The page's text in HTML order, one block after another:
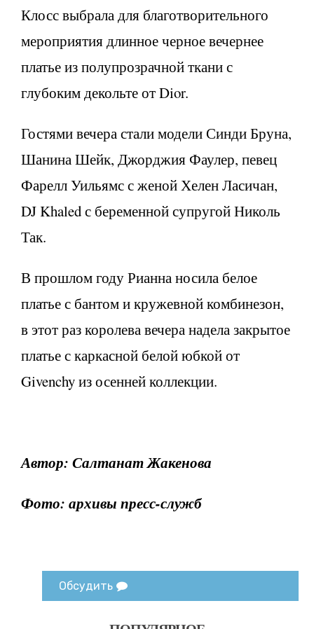
Клосс выбрала для благотворительного
мероприятия длинное черное вечернее
платье из полупрозрачной ткани с
глубоким декольте от Dior.
Гостями вечера стали модели Синди Бруна,
Шанина Шейк, Джорджия Фаулер, певец
Фарелл Уильямс с женой Хелен Ласичан,
DJ Khaled с беременной супругой Николь
Так.
В прошлом году Рианна носила белое
платье с бантом и кружевной комбинезон,
в этот раз королева вечера надела закрытое
платье с каркасной белой юбкой от
Givenchy из осенней коллекции.
Автор: Салтанат Жакенова
Фото: архивы пресс-служб
Обсудить